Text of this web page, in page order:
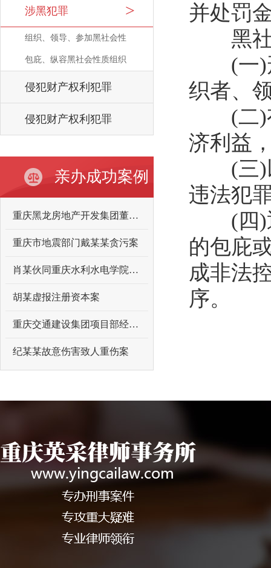
涉黑犯罪
组织、领导、参加黑社会性
质组织罪
包庇、纵容黑社会性质组织
罪
侵犯财产权利犯罪
侵犯财产权利犯罪
亲办成功案例
重庆黑龙房地产开发集团董事长向某某故意伤害案
重庆市地震部门戴某某贪污案
肖某伙同重庆水利水电学院原领导曾某某受贿案
胡某虚报注册资本案
重庆交通建设集团项目部经理吴某某受贿案
纪某某故意伤害致人重伤案
并处罚
黑社
(一)形
织者、
(二)有
济利益
(三)以
违法犯
(四)通
的包庇
成非法
序。